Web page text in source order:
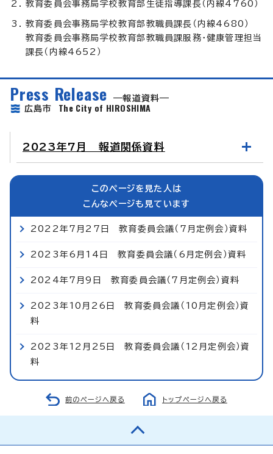
教育委員会事務局学校教育部生徒指導課長（内線4760）
教育委員会事務局学校教育部教職員課長（内線4680）
教育委員会事務局学校教育部教職員課服務・健康管理担当
課長（内線4652）
Press Release
報道資料
広島市 The City of HIROSHIMA
2023年7月 報道関係資料
このページを見た人は
こんなページも見ています
2022年7月27日 教育委員会議（7月定例会）資料
2023年6月14日 教育委員会議（6月定例会）資料
2024年7月9日 教育委員会議（7月定例会）資料
2023年10月26日 教育委員会議（10月定例会）資
料
2023年12月25日 教育委員会議（12月定例会）資
料
前のページへ戻る トップページへ戻る